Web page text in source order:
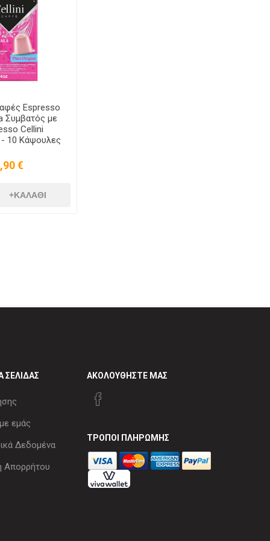
Espresso
Συμβατός με
Cellini
10 Κάψουλες
€
ΣΕΛΊΔΑΣ
εμάς
Δεδομένα
Απορρήτου
ΑΚΟΛΟΥΘΉΣΤΕ ΜΑΣ
ΤΡΌΠΟΙ ΠΛΗΡΩΜΉΣ